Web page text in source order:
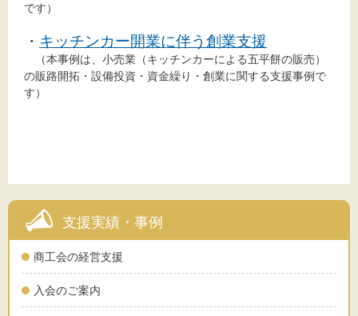
支援実績・事例
商工会の経営支援
入会のご案内
です）
・ キッチンカー開業に伴う創業支援
（本事例は、小売業（キッチンカーによる五平餅の販売）
の販路開拓・設備投資・資金繰り・創業に関する支援事例で
す）